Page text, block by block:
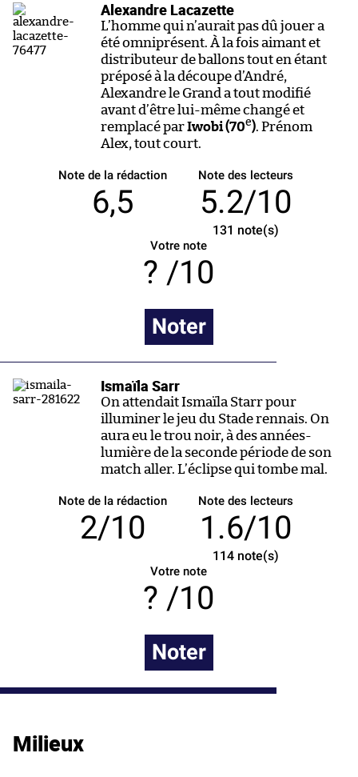
Alexandre Lacazette
L’homme qui n’aurait pas dû jouer a
été omniprésent. À la fois aimant et
distributeur de ballons tout en étant
préposé à la découpe d’André,
Alexandre le Grand a tout modifié
avant d’être lui-même changé et
remplacé parIwobi (70e). Prénom
Alex, tout court.
Note de la rédaction
6,5
Note des lecteurs
5.2/10
131 note(s)
Votre note
/10
Noter
Ismaïla Sarr
On attendait Ismaïla Starr pour
illuminer le jeu du Stade rennais. On
aura eu le trou noir, à des années-
lumière de la seconde période de son
match aller. L’éclipse qui tombe mal.
Note de la rédaction
2/10
Note des lecteurs
1.6/10
114note(s)
Votre note
/10
Noter
Milieux